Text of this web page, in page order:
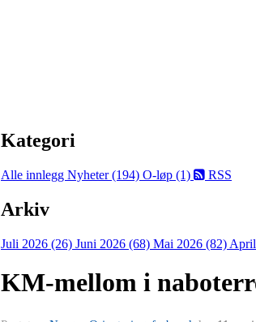
Kategori
Alle innlegg Nyheter (194) O-løp (1) RSS
Arkiv
Juli 2026 (26) Juni 2026 (68) Mai 2026 (82)
KM-mellom i